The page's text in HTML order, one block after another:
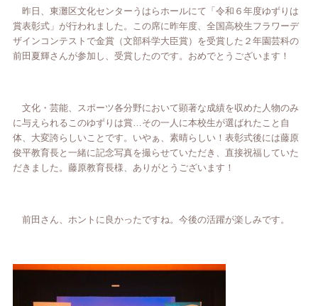
昨日、東灘区文化センターうはらホールにて「令和６年度ゆずりは
賞表彰式」が行われました。この席に昨年度、全国高校生フラワーデ
ザインコンテストで金賞（文部科学大臣賞）を受賞した２年園芸科の
前田夏輝さんが参加し、受賞したのです。おめでとうございます！
文化・芸能、スポーツ各分野において顕著な成績を収めた人物のみ
に与えられるこのゆずりは賞…その一人に本校生が選ばれたこと自
体、大変誇らしいことです。いやぁ、素晴らしい！表彰式後には藤原
俊平教育長と一緒に記念写真を撮らせていただき、直接祝福していた
だきました。藤原教育長様、ありがとうございます！
前田さん、ホントに良かったですね。今後の活躍が楽しみです。